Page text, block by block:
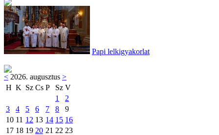
Papi lelkigyakorlat
< 2026. augusztus >
H K Sz Cs P Sz V
1
2
3
4 5 6 7 8
9
10 11 12 13 14 15 16
17 18 19 20 21 22 23